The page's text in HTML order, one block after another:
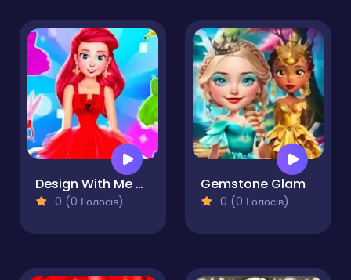
Design With Me SuperHero Tutu Outfits
0 (0 Голосів)
Gemstone Glam
0 (0 Голосів)